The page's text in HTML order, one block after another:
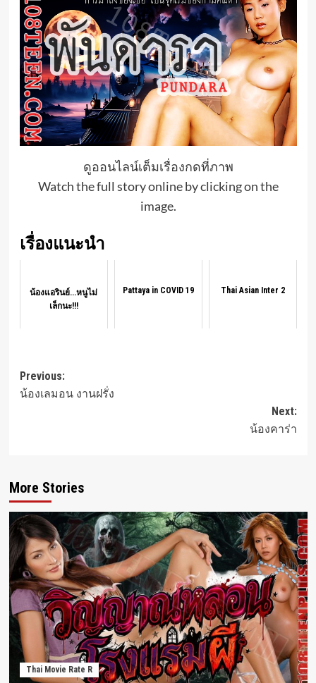
ดูออนไลน์เต็มเรื่องกดที่ภาพ
Watch the full story online by clicking on the
image.
เรื่องแนะนำ
น้องแอรินย์...หนูไม่
เล็กนะ!!!
Pattaya in COVID 19 Thai Asian Inter 2
Post
navigation
Previous:
น้องเลมอน งานฝรั่ง
Next:
น้องคาร่า
More Stories
Thai Movie Rate R